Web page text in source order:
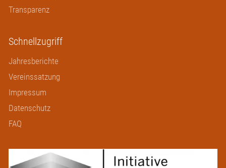
Transparenz
Schnellzugriff
Jahresberichte
Vereinssatzung
Impressum
Datenschutz
FAQ